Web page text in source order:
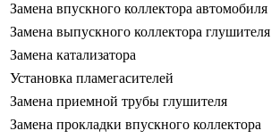
Замена впускного коллектора автомобиля
Замена выпускного коллектора глушителя
Замена катализатора
Установка пламегасителей
Замена приемной трубы глушителя
Замена прокладки впускного коллектора